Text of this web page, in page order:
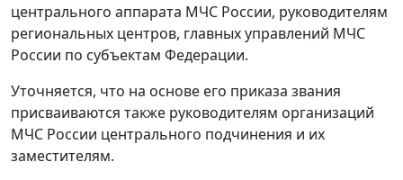
центрального аппарата МЧС России, руководителям
региональных центров, главных управлений МЧС
России по субъектам Федерации.
Уточняется, что на основе его приказа звания
присваиваются также руководителям организаций
МЧС России центрального подчинения и их
заместителям.